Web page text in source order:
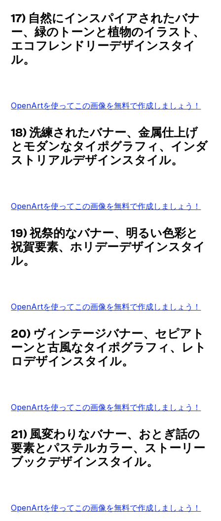
17) 自然にインスパイアされたバナ
ー、緑のトーンと植物のイラスト、
エコフレンドリーデザインスタイ
ル。
OpenArtを使ってこの画像を無料で作成しましょう！
18) 洗練されたバナー、金属仕上げ
とモダンなタイポグラフィ、インダ
ストリアルデザインスタイル。
OpenArtを使ってこの画像を無料で作成しましょう！
19) 祝祭的なバナー、明るい色彩と
祝賀要素、ホリデーデザインスタイ
ル。
OpenArtを使ってこの画像を無料で作成しましょう！
20) ヴィンテージバナー、セピアト
ーンと古風なタイポグラフィ、レト
ロデザインスタイル。
OpenArtを使ってこの画像を無料で作成しましょう！
21) 風変わりなバナー、おとぎ話の
要素とパステルカラー、ストーリー
ブックデザインスタイル。
OpenArtを使ってこの画像を無料で作成しましょう！